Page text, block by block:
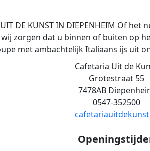
UIT DE KUNST IN DIEPENHEIM Of
zorgen dat u binnen of buiten op
met ambachtelijk Italiaans ijs uit
Cafetaria Uit de
Grotestraat 55
7478AB
0547-352500